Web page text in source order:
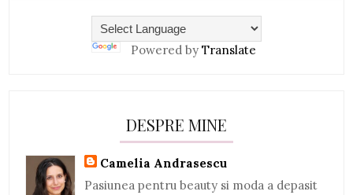
Powered by Translate
DESPRE MINE
Camelia Andrasescu
Pasiunea pentru beauty si moda a depasit